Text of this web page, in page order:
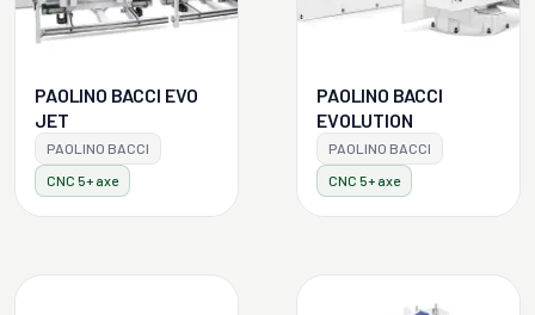
PAOLINO BACCI EVO
JET
PAOLINO BACCI
CNC 5+ axe
PAOLINO BACCI
EVOLUTION
PAOLINO BACCI
CNC 5+ axe